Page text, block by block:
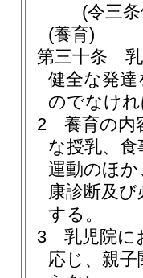
(令三
(養育)
第三十条
健全な発
のでなけ
2
養育の内
な授乳、
運動のほ
康診断及
する。
3
乳児院に
応じ、親